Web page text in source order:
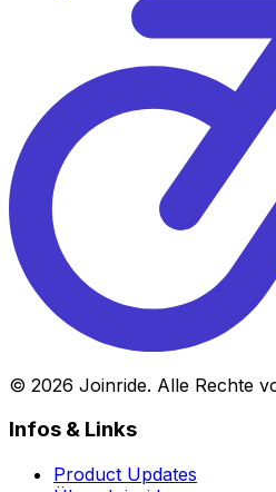
© 2026 Joinride. Alle Rechte
Infos & Links
Product Updates